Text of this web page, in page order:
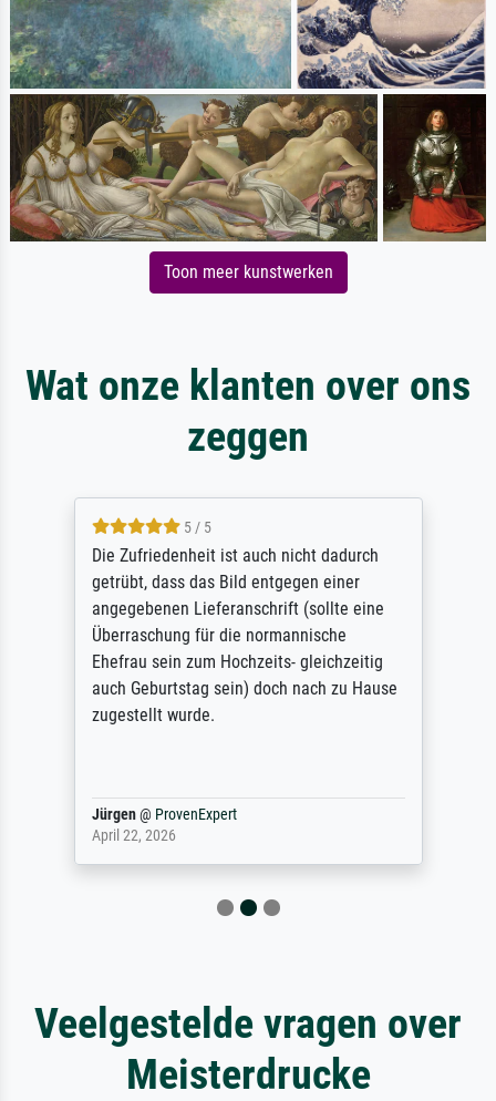
Toon meer kunstwerken
Wat onze klanten over ons
zeggen
5 / 5
Die Zufriedenheit ist auch nicht dadurch
getrübt, dass das Bild entgegen einer
angegebenen Lieferanschrift (sollte eine
Überraschung für die normannische
Ehefrau sein zum Hochzeits- gleichzeitig
auch Geburtstag sein) doch nach zu Hause
zugestellt wurde.
Jürgen@ ProvenExpert
April 22, 2026
Veelgestelde vragen over
Meisterdrucke